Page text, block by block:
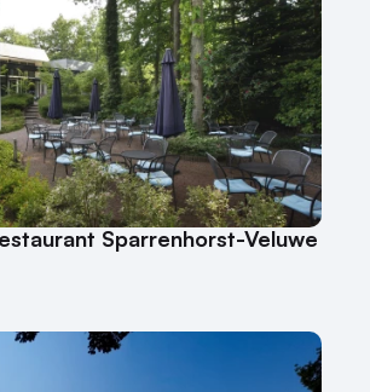
Sparrenhorst-Veluwe